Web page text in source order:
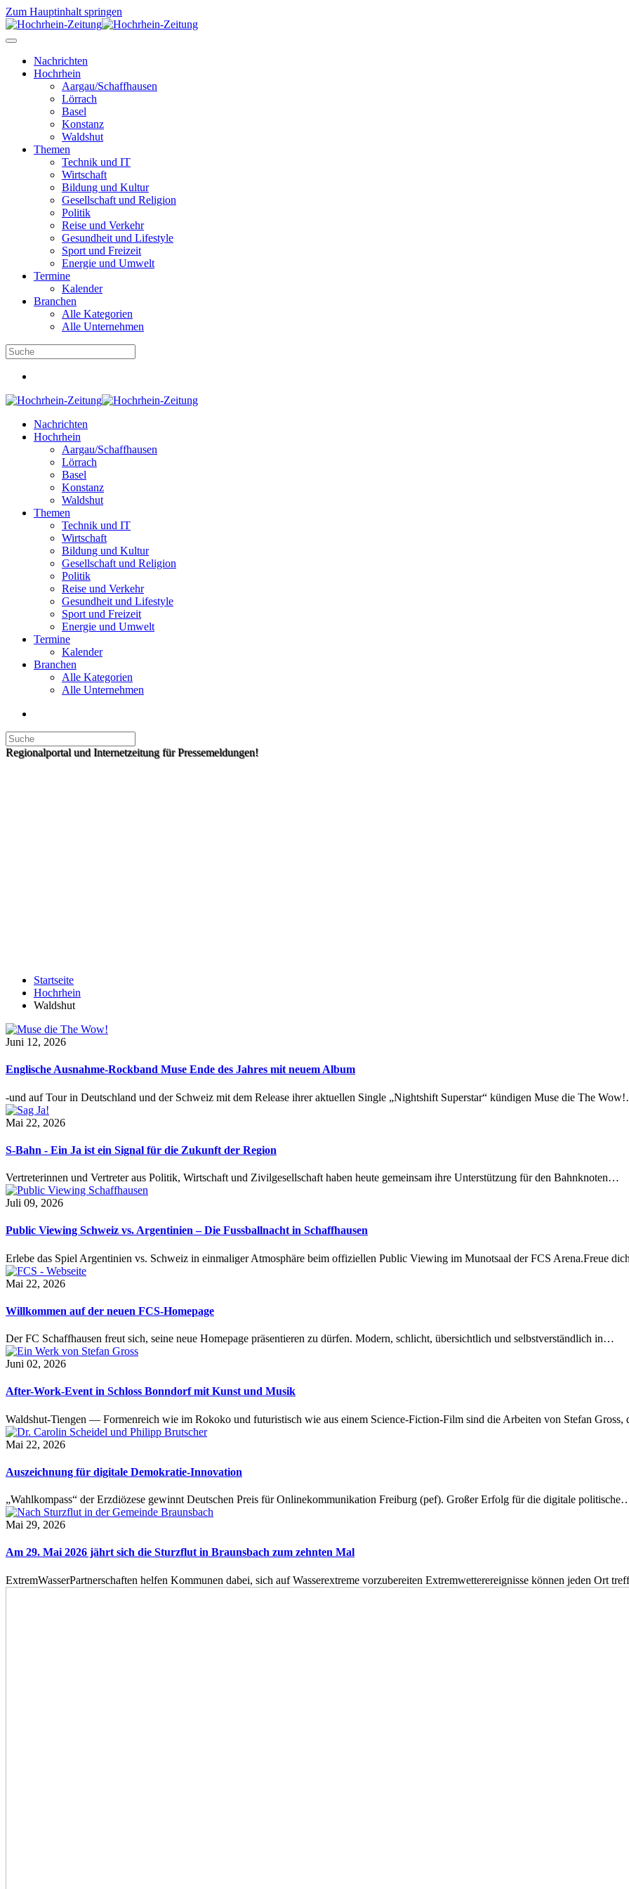
Zum Hauptinhalt springen
Nachrichten
Hochrhein
Aargau/Schaffhausen
Lörrach
Basel
Konstanz
Waldshut
Themen
Technik und IT
Wirtschaft
Bildung und Kultur
Gesellschaft und Religion
Politik
Reise und Verkehr
Gesundheit und Lifestyle
Sport und Freizeit
Energie und Umwelt
Termine
Kalender
Branchen
Alle Kategorien
Alle Unternehmen
Nachrichten
Hochrhein
Aargau/Schaffhausen
Lörrach
Basel
Konstanz
Waldshut
Themen
Technik und IT
Wirtschaft
Bildung und Kultur
Gesellschaft und Religion
Politik
Reise und Verkehr
Gesundheit und Lifestyle
Sport und Freizeit
Energie und Umwelt
Termine
Kalender
Branchen
Alle Kategorien
Alle Unternehmen
Regionalportal und Internetzeitung für Pressemeldungen!
Startseite
Hochrhein
Waldshut
Juni 12, 2026
Englische Ausnahme-Rockband Muse Ende des Jahres mit neuem Album
-und auf Tour in Deutschland und der Schweiz mit dem Release ihrer aktuellen Single „Nightshift Superstar“ kündigen Muse die The
Mai 22, 2026
S-Bahn - Ein Ja ist ein Signal für die Zukunft der Region
Vertreterinnen und Vertreter aus Politik, Wirtschaft und Zivilgesellschaft haben heute gemeinsam ihre Unterstützung für den Bahnknoten…
Juli 09, 2026
Public Viewing Schweiz vs. Argentinien – Die Fussballnacht in Schaffhausen
Erlebe das Spiel Argentinien vs. Schweiz in einmaliger Atmosphäre beim offiziellen Public Viewing im Munotsaal der FCS Arena.Freue
Mai 22, 2026
Willkommen auf der neuen FCS-Homepage
Der FC Schaffhausen freut sich, seine neue Homepage präsentieren zu dürfen. Modern, schlicht, übersichtlich und selbstverständlich in…
Juni 02, 2026
After-Work-Event in Schloss Bonndorf mit Kunst und Musik
Waldshut-Tiengen — Formenreich wie im Rokoko und futuristisch wie aus einem Science-Fiction-Film sind die Arbeiten von Stefan
Mai 22, 2026
Auszeichnung für digitale Demokratie-Innovation
„Wahlkompass“ der Erzdiözese gewinnt Deutschen Preis für Onlinekommunikation Freiburg (pef). Großer Erfolg für die digitale
Mai 29, 2026
Am 29. Mai 2026 jährt sich die Sturzflut in Braunsbach zum zehnten Mal
ExtremWasserPartnerschaften helfen Kommunen dabei, sich auf Wasserextreme vorzubereiten Extremwetterereignisse können jeden Ort